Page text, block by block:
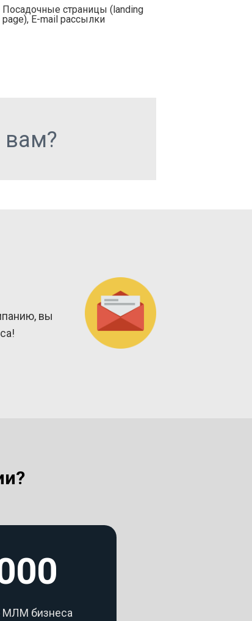
Посадочные страницы (landing
page), E-mail рассылки
вам?
вы
МЛМ бизнеса